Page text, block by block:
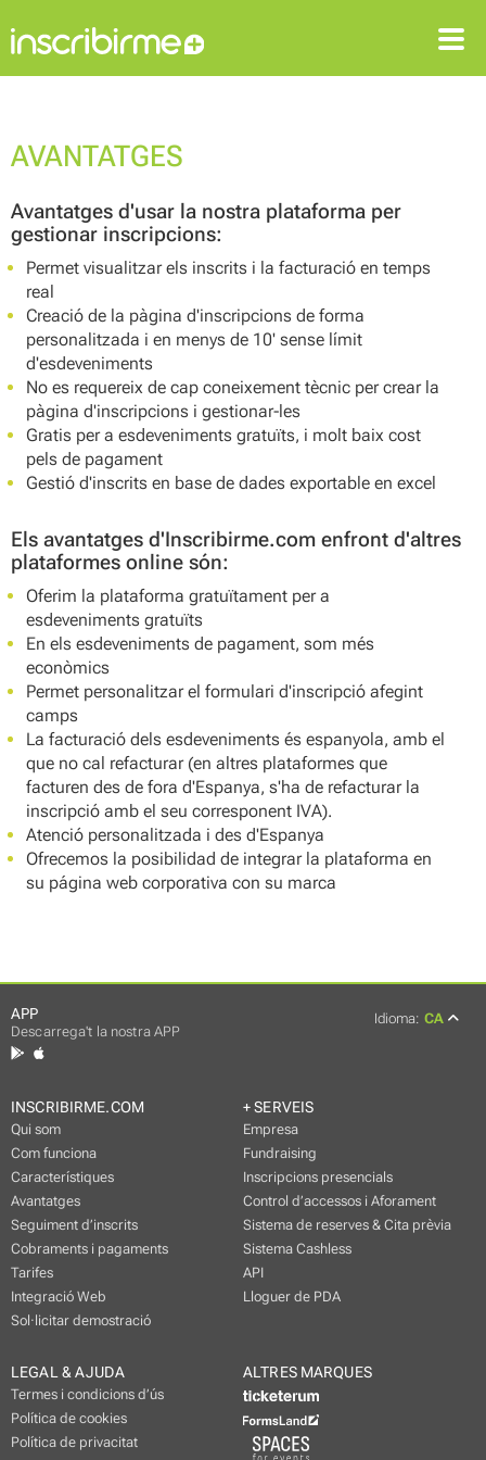
AVANTATGES
Avantatges d'usar la nostra plataforma per
gestionar inscripcions:
Permet visualitzar els inscrits i la facturació en temps
real
Creació de la pàgina d'inscripcions de forma
personalitzada i en menys de 10' sense límit
d'esdeveniments
No es requereix de cap coneixement tècnic per crear la
pàgina d'inscripcions i gestionar-les
Gratis per a esdeveniments gratuïts, i molt baix cost
pels de pagament
Gestió d'inscrits en base de dades exportable en excel
Els avantatges d'Inscribirme.com enfront d'altres
plataformes online són:
Oferim la plataforma gratuïtament per a
esdeveniments gratuïts
En els esdeveniments de pagament, som més
econòmics
Permet personalitzar el formulari d'inscripció afegint
camps
La facturació dels esdeveniments és espanyola, amb el
que no cal refacturar (en altres plataformes que
facturen des de fora d'Espanya, s'ha de refacturar la
inscripció amb el seu corresponent IVA).
Atenció personalitzada i des d'Espanya
Ofrecemos la posibilidad de integrar la plataforma en
su página web corporativa con su marca
INSCRIBIRME.COM
Qui som
Com funciona
Característiques
Avantatges
Seguiment d’inscrits
Cobraments i pagaments
Tarifes
Integració Web
Sol·licitar demostració
+ SERVEIS
Empresa
Fundraising
Inscripcions presencials
Control d’accessos i Aforament
Sistema de reserves & Cita prèvia
Sistema Cashless
API
Lloguer de PDA
LEGAL & AJUDA
Termes i condicions d’ús
Política de cookies
Política de privacitat
APP
Descarrega't la nostra APP
Idioma: CA
ALTRES MARQUES